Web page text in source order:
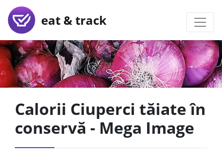
eat & track
Calorii Ciuperci tăiate în
conservă - Mega Image